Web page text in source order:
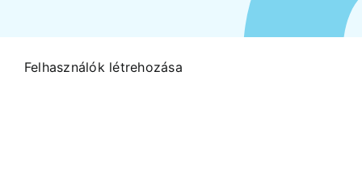
Regisztráció
Felhasználók létrehozása